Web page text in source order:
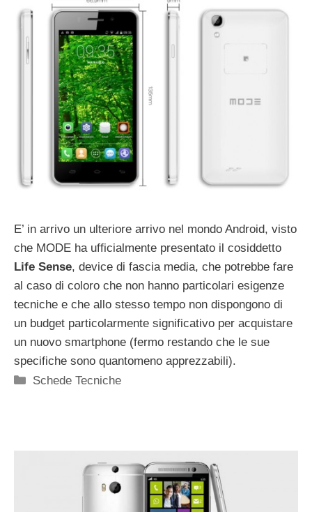
E’ in arrivo un ulteriore arrivo nel mondo Android, visto
che MODE ha ufficialmente presentato il cosiddetto
Life Sense, device di fascia media, che potrebbe fare
al caso di coloro che non hanno particolari esigenze
tecniche e che allo stesso tempo non dispongono di
un budget particolarmente significativo per acquistare
un nuovo smartphone (fermo restando che le sue
specifiche sono quantomeno apprezzabili).
Categorie
Schede Tecniche